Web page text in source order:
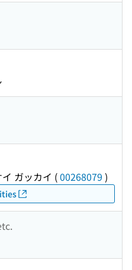
ガッカイ (00268079 )